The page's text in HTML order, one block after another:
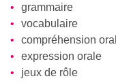
grammaire
vocabulaire
compréhension
expression orale
jeux de rôle